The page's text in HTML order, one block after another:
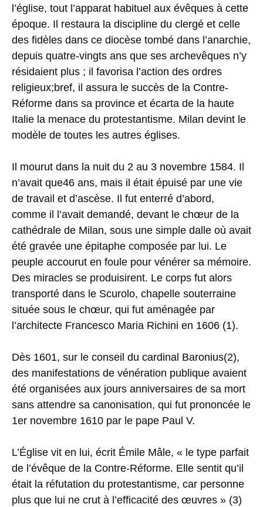
l’église, tout l’apparat habituel aux évêques à cette
époque. Il restaura la discipline du clergé et celle
des fidèles dans ce diocèse tombé dans l’anarchie,
depuis quatre-vingts ans que ses archevêques n’y
résidaient plus ; il favorisa l’action des ordres
religieux;bref, il assura le succès de la Contre-
Réforme dans sa province et écarta de la haute
Italie la menace du protestantisme. Milan devint le
modèle de toutes les autres églises.
Il mourut dans la nuit du 2 au 3 novembre 1584. Il
n’avait que46 ans, mais il était épuisé par une vie
de travail et d’ascèse. Il fut enterré d’abord,
comme il l’avait demandé, devant le chœur de la
cathédrale de Milan, sous une simple dalle où avait
été gravée une épitaphe composée par lui. Le
peuple accourut en foule pour vénérer sa mémoire.
Des miracles se produisirent. Le corps fut alors
transporté dans le Scurolo, chapelle souterraine
située sous le chœur, qui fut aménagée par
l’architecte Francesco Maria Richini en 1606 (1).
Dès 1601, sur le conseil du cardinal Baronius(2),
des manifestations de vénération publique avaient
été organisées aux jours anniversaires de sa mort
sans attendre sa canonisation, qui fut prononcée le
1er novembre 1610 par le pape Paul V.
L’Église vit en lui, écrit Émile Mâle, « le type parfait
de l’évêque de la Contre-Réforme. Elle sentit qu’il
était la réfutation du protestantisme, car personne
plus que lui ne crut à l’efficacité des œuvres » (3)